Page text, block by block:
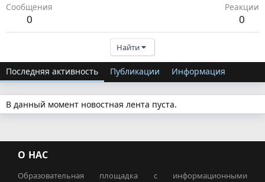
Сообщения
0
Реакции
0
Найти
Последняя активность Публикации Информация
В данный момент новостная лента пуста.
О НАС
Образовательная площадка с информационными